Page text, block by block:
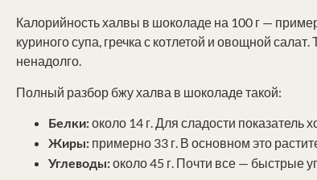
Калорийность халвы в шоколаде на 100 г —
куриного супа, гречка с котлетой и овощной
ненадолго.
Полный разбор бжу халва в шоколаде такой:
Белки:около 14 г. Для сладости
Жиры: примерно 33 г. В основном это
Углеводы:около 45 г. Почти все — быстрые